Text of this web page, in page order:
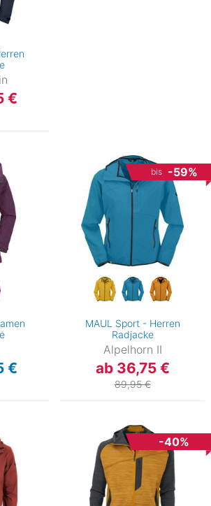
€
€
bis -59%
MAUL Sport - Herren
Radjacke
Alpelhorn II
ab 36,75 €
89,95 €
-40%